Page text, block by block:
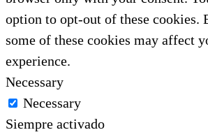
option to opt-out of these cookies.
some of these cookies may affect
experience.
Necessary
Necessary
Siempre activado